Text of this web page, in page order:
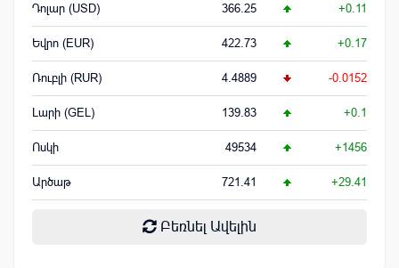
Դոլար (USD) 366.25 +0.11
Եվրո (EUR) 422.73 +0.17
Ռուբլի (RUR) 4.4889 -0.0152
Լարի (GEL) 139.83 +0.1
Ոսկի 49534 +1456
Արծաթ 721.41 +29.41
Բեռնել Ավելին